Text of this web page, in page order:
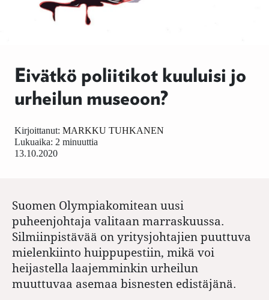
Eivätkö poliitikot kuuluisi jo
urheilun museoon?
13.10.2020
Kirjoittanut: MARKKU TUHKANEN
Lukuaika: 2 minuuttia
Suomen Olympiakomitean uusi
puheenjohtaja valitaan marraskuussa.
Silmiinpistävää on yritysjohtajien puuttuva
mielenkiinto huippupestiin, mikä voi
heijastella laajemminkin urheilun
muuttuvaa asemaa bisnesten edistäjänä.